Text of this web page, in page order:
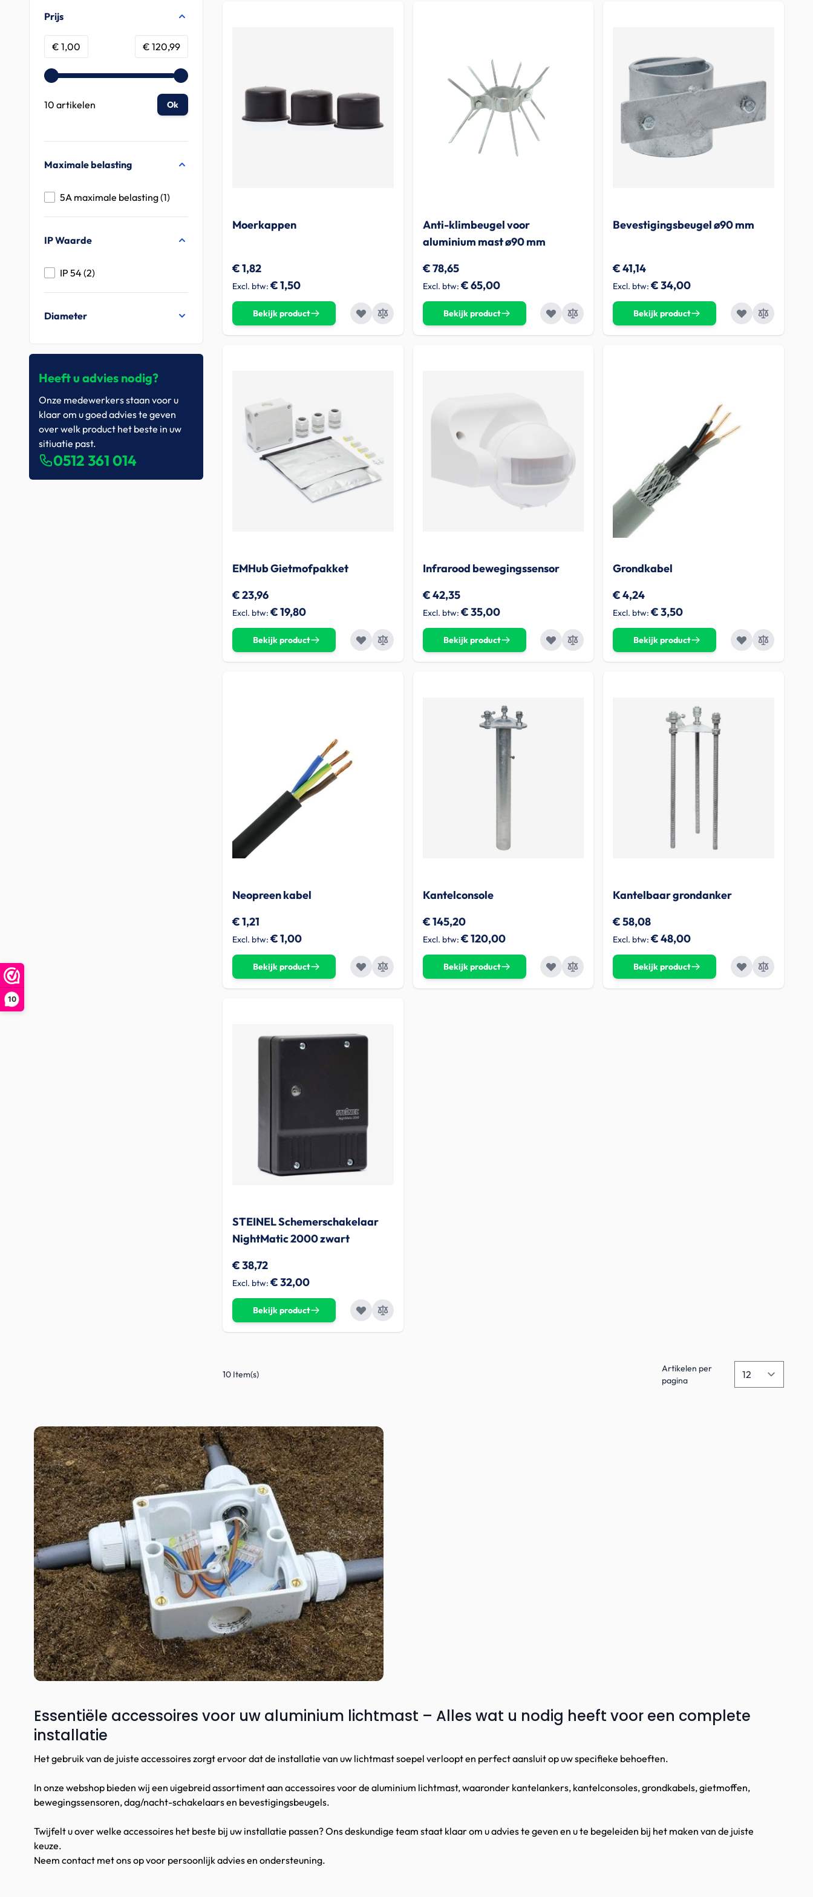
10
Prijs
Minimum value
€ 1,00 Maximum value
€ 120,99
10 artikelen Ok
Maximale belasting
5A maximale belasting(1products available
)
IP Waarde
IP 54 (2products available
)
Diameter
Heeft u advies nodig?
Onze medewerkers staan voor u
klaar om u goed advies te geven
over welk product het beste in uw
sitiuatie past.
0512 361 014
Moerkappen
€ 1,82
€ 1,50
Bekijk product
Anti-klimbeugel voor
aluminium mast ø90 mm
€ 78,65
€ 65,00
Bekijk product
Bevestigingsbeugel ø90 mm
€ 41,14
€ 34,00
Bekijk product
EMHub Gietmofpakket
€ 23,96
€ 19,80
Bekijk product
Infrarood bewegingssensor
€ 42,35
€ 35,00
Bekijk product
Grondkabel
€ 4,24
€ 3,50
Bekijk product
Neopreen kabel
€ 1,21
€ 1,00
Bekijk product
Kantelconsole
€ 145,20
€ 120,00
Bekijk product
Kantelbaar grondanker
€ 58,08
€ 48,00
Bekijk product
STEINEL Schemerschakelaar
NightMatic 2000 zwart
€ 38,72
€ 32,00
Bekijk product
10 Item(s)
Artikelen per
pagina
Essentiële accessoires voor uw aluminium lichtmast – Alles wat u nodig heeft voor een complete
installatie
Het gebruik van de juiste accessoires zorgt ervoor dat de installatie van uw lichtmast soepel verloopt en perfect aansluit op uw specifieke behoeften.
In onze webshop bieden wij een uigebreid assortiment aan accessoires voor de aluminium lichtmast, waaronder kantelankers, kantelconsoles, grondkabels, gietmoffen,
bewegingssensoren, dag/nacht-schakelaars en bevestigingsbeugels.
Twijfelt u over welke accessoires het beste bij uw installatie passen? Ons deskundige team staat klaar om u advies te geven en u te begeleiden bij het maken van de juiste
keuze.
Neem contact met ons op voor persoonlijk advies en ondersteuning.